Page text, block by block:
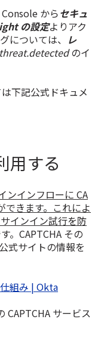
からセキュ
の設定よりアク
については、 レ
のイ
下記公式ドキュメ
用する
ンインフローに CA
できます。これによ
インイン試行を防
。CAPTCHA その
式サイトの情報を
組み | Okta
CAPTCHA サービス